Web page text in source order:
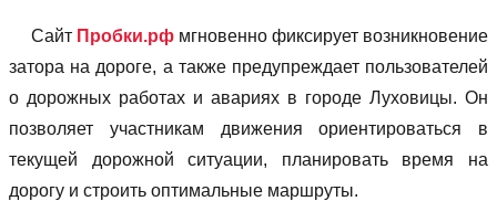
Сайт Пробки.рф мгновенно фиксирует возникновение
затора на дороге, а также предупреждает пользователей
о дорожных работах и авариях в городе Луховицы. Он
позволяет учаcтникам движения ориентироваться в
текущей дорожной ситуации, планировать время на
дорогу и строить оптимальные маршруты.